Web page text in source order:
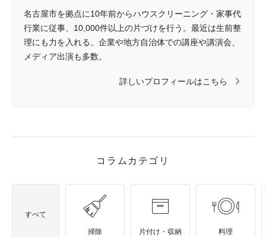
名古屋市を拠点に10年前からハウスクリーニング・家事代
行業に従事、10,000件以上の片づけを行う。最近は生前整
理にも力を入れる。企業や地方自治体での講座や講演会、
メディア出演も多数。
詳しいプロフィールはこちら
コラムカテゴリ
すべて
掃除 片付け・収納 料理